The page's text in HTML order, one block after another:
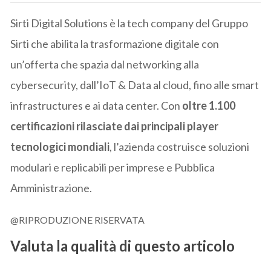
Sirti Digital Solutions è la tech company del Gruppo
Sirti che abilita la trasformazione digitale con
un’offerta che spazia dal networking alla
cybersecurity, dall’IoT & Data al cloud, fino alle smart
infrastructures e ai data center. Con oltre 1.100
certificazioni rilasciate dai principali player
tecnologici mondiali, l’azienda costruisce soluzioni
modulari e replicabili per imprese e Pubblica
Amministrazione.
@RIPRODUZIONE RISERVATA
Valuta la qualità di questo articolo